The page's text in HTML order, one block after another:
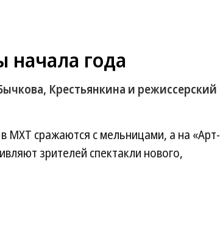
года
Крестьянкина и режиссерский
МХТ сражаются с мельницами, а на «Арт-
зрителей спектакли нового,